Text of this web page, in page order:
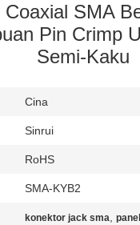
Coaxial SMA
Pin Crimp
Semi-Kaku
Cina
Sinrui
RoHS
SMA-KYB2
konektor jack sma,